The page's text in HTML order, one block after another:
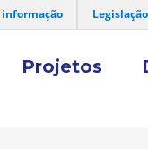
informação Legislação
Projetos